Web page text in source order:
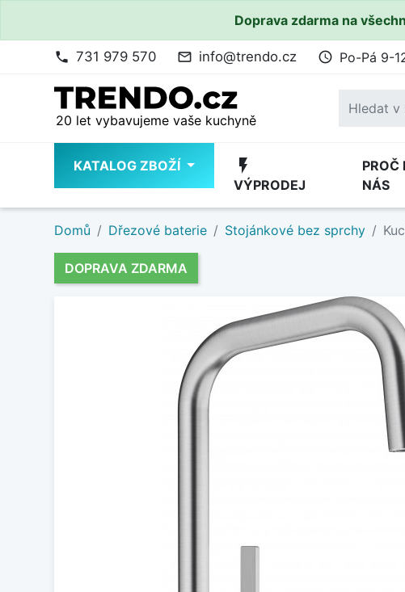
Doprava zdarma na
phone 731 979 570 mail_outline info@trendo.cz access_time Po-Pá 9-
20 let vybavujeme vaše kuchyně
KATALOG ZBOŽÍ flash_on
VÝPRODEJ
PROČ
NÁS
Domů Dřezové baterie Stojánkové bez sprchy
DOPRAVA ZDARMA